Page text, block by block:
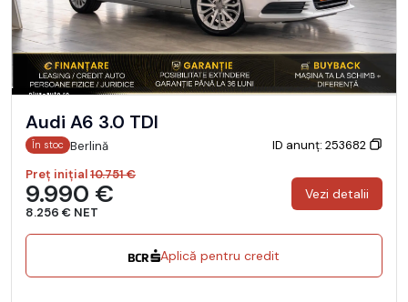
Audi A6 3.0 TDI
În stoc Berlină
ID anunț: 253682
Preț inițial10.751 €
9.990 €
8.256 € NET
Vezi detalii
Aplică pentru credit